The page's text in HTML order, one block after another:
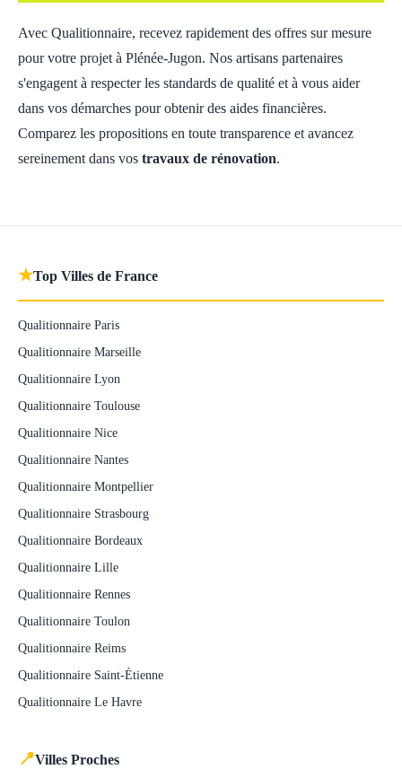
Avec Qualitionnaire, recevez rapidement des offres sur mesure
pour votre projet à Plénée-Jugon. Nos artisans partenaires
s'engagent à respecter les standards de qualité et à vous aider
dans vos démarches pour obtenir des aides financières.
Comparez les propositions en toute transparence et avancez
sereinement dans vos travaux de rénovation.
★Top Villes de France
Qualitionnaire Paris
Qualitionnaire Marseille
Qualitionnaire Lyon
Qualitionnaire Toulouse
Qualitionnaire Nice
Qualitionnaire Nantes
Qualitionnaire Montpellier
Qualitionnaire Strasbourg
Qualitionnaire Bordeaux
Qualitionnaire Lille
Qualitionnaire Rennes
Qualitionnaire Toulon
Qualitionnaire Reims
Qualitionnaire Saint-Étienne
Qualitionnaire Le Havre
📍Villes Proches